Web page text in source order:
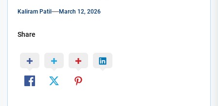
Kaliram Patil March 12, 2026
Share